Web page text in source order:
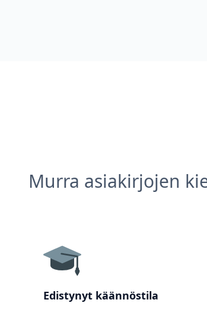
Murra asiakirjojen
Edistynyt käännöstila